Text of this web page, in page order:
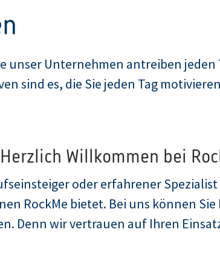
unser Unternehmen antreiben jeden
sind es, die Sie jeden Tag
Herzlich Willkommen bei
oder erfahrener
RockMe bietet. Bei uns können
Denn wir vertrauen auf Ihren